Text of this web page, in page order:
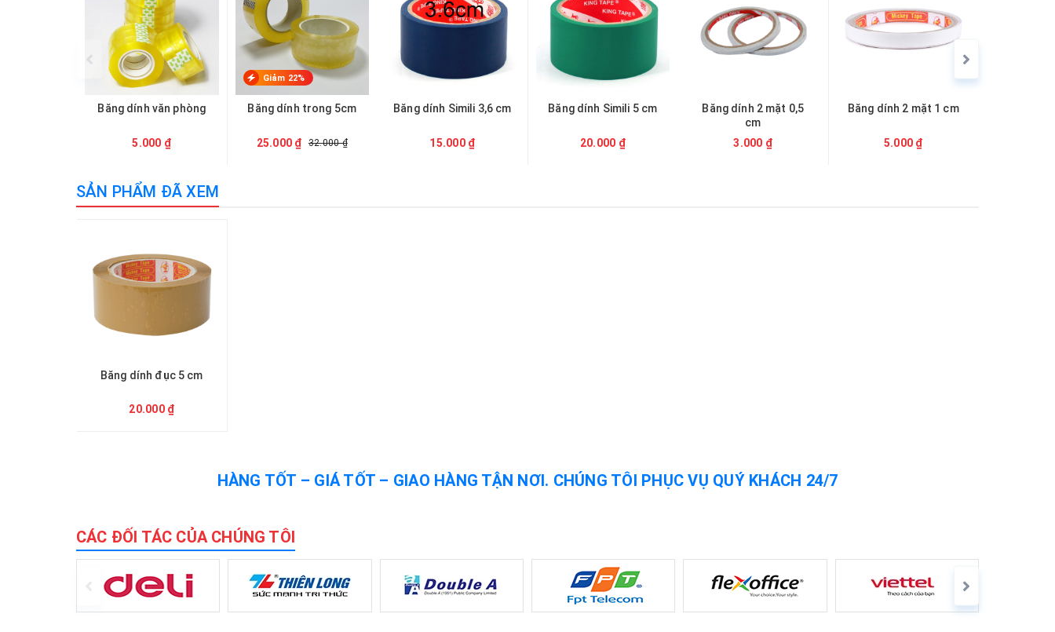
Băng dính văn phòng
5.000 ₫
Giảm 22%
Băng dính trong 5cm
25.000 ₫ 32.000 ₫
Băng dính Simili 3,6 cm
15.000 ₫
Băng dính Simili 5 cm
20.000 ₫
Băng dính 2 mặt 0,5
cm
3.000 ₫
Băng dính 2 mặt 1 cm
5.000 ₫
SẢN PHẨM ĐÃ XEM
Băng dính đục 5 cm
20.000 ₫
HÀNG TỐT – GIÁ TỐT – GIAO HÀNG TẬN NƠI. CHÚNG TÔI PHỤC VỤ QUÝ KHÁCH 24/7
CÁC ĐỐI TÁC CỦA CHÚNG TÔI